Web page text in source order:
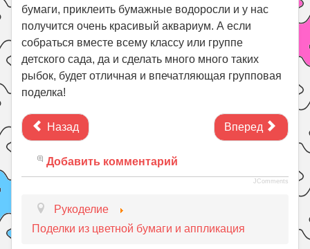
бумаги, приклеить бумажные водоросли и у нас
получится очень красивый аквариум. А если
собраться вместе всему классу или группе
детского сада, да и сделать много много таких
рыбок, будет отличная и впечатляющая групповая
поделка!
Назад Вперед
Добавить комментарий
JComments
Рукоделие
Поделки из цветной бумаги и аппликация